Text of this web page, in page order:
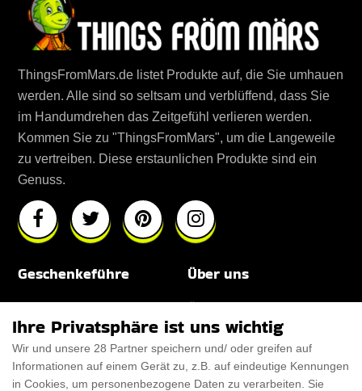
ThingsFromMars.de listet Produkte auf, die Sie umhauen
werden. Alle sind so seltsam und verblüffend, dass Sie
im Handumdrehen das Zeitgefühl verlieren werden.
Kommen Sie zu "ThingsFromMars", um die Langeweile
zu vertreiben. Diese erstaunlichen Produkte sind ein
Genuss.
Geschenkeführe
Für Haustiere
Über uns
Rabattcode
Ihre Privatsphäre ist uns wichtig
Wir und unsere 28 Partner speichern und/ oder greifen auf
Informationen auf einem Gerät zu, z.B. auf eindeutige Kennungen
in Cookies, um personenbezogene Daten zu verarbeiten. Sie